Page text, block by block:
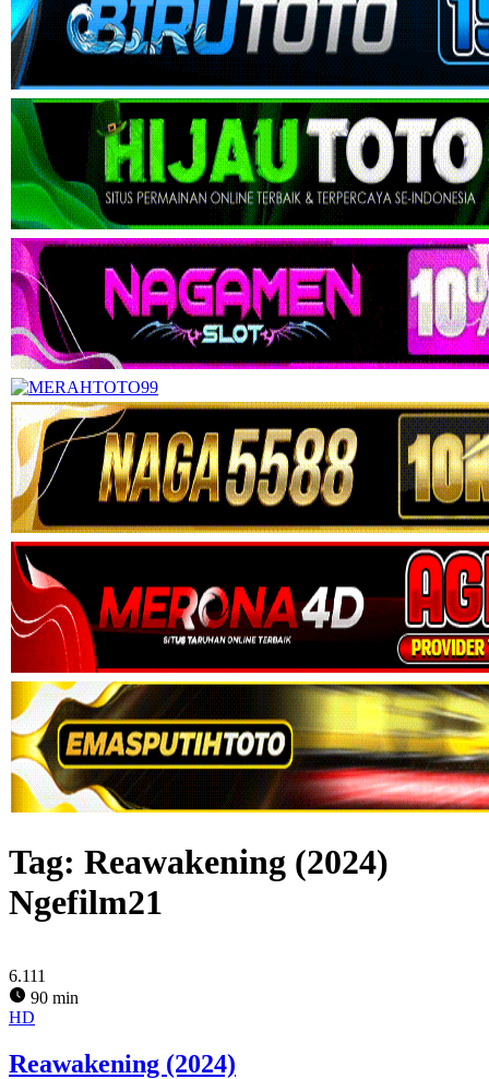
Tag: Reawakening (2024)
Ngefilm21
6.111
90 min
HD
Reawakening (2024)